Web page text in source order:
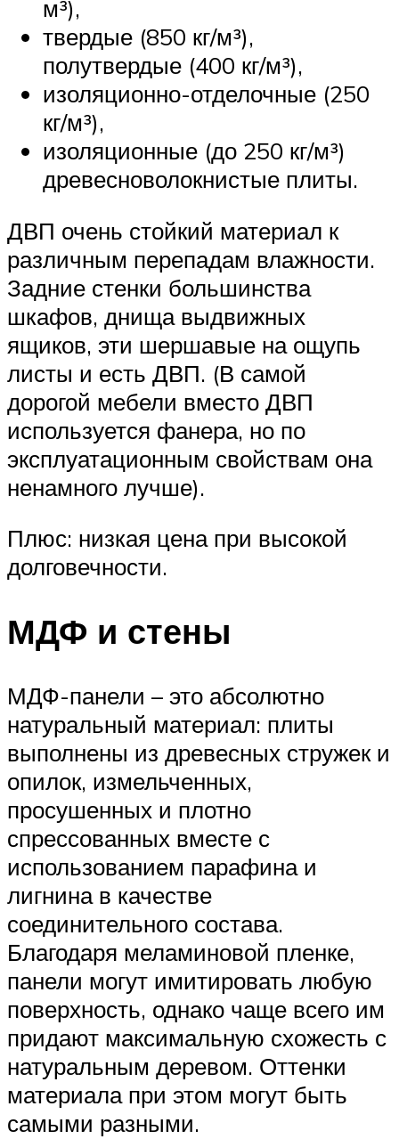
м³),
твердые (850 кг/м³),
полутвердые (400 кг/м³),
изоляционно-отделочные (250
кг/м³),
изоляционные (до 250 кг/м³)
древесноволокнистые плиты.
ДВП очень стойкий материал к
различным перепадам влажности.
Задние стенки большинства
шкафов, днища выдвижных
ящиков, эти шершавые на ощупь
листы и есть ДВП. (В самой
дорогой мебели вместо ДВП
используется фанера, но по
эксплуатационным свойствам она
ненамного лучше).
Плюс: низкая цена при высокой
долговечности.
МДФ и стены
МДФ-панели – это абсолютно
натуральный материал: плиты
выполнены из древесных стружек и
опилок, измельченных,
просушенных и плотно
спрессованных вместе с
использованием парафина и
лигнина в качестве
соединительного состава.
Благодаря меламиновой пленке,
панели могут имитировать любую
поверхность, однако чаще всего им
придают максимальную схожесть с
натуральным деревом. Оттенки
материала при этом могут быть
самыми разными.